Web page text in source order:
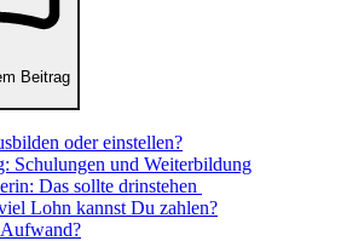
Beitrag
oder einstellen?
Schulungen und Weiterbildung
Das sollte drinstehen
Lohn kannst Du zahlen?